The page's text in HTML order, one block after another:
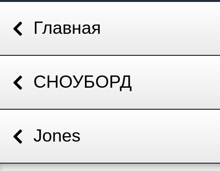
Главная
СНОУБОРД
Jones